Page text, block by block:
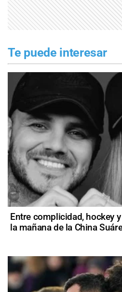
Te puede interesar
Entre complicidad, hockey
la mañana de la China